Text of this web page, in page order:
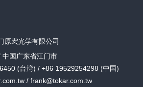
原宏光学有限公司
中国广东省江门市
(台湾) / +86 19529254298 (中国)
/ frank@tokar.com.tw